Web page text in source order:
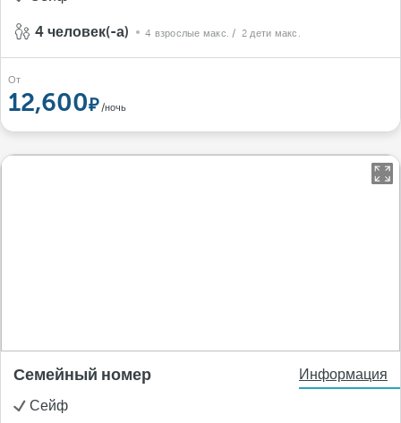
4 человек(-а) 4 взрослые макс. / 2 дети макс.
От
12,600 /ночь
Семейный номер
Информация
Сейф